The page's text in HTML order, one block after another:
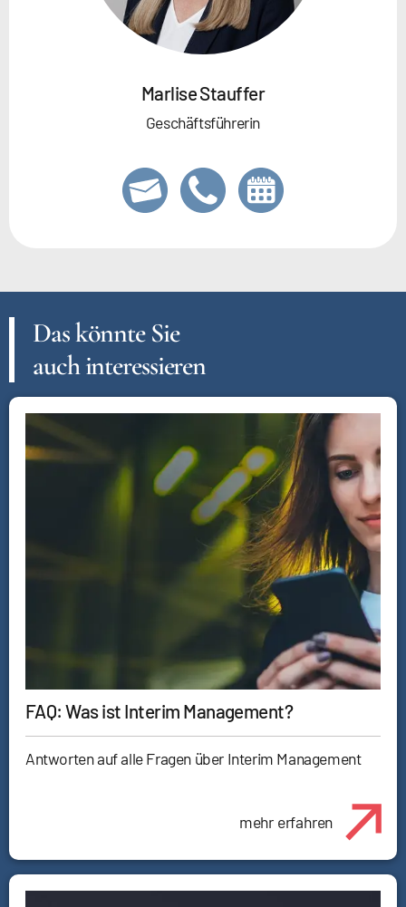
Marlise Stauffer
Geschäftsführerin
Das könnte Sie
auch interessieren
FAQ: Was ist Interim Management?
Antworten auf alle Fragen über Interim Management
mehr erfahren